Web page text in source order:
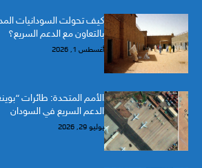
كيف تحولت السودانيات
بالتعاون مع الدعم السريع؟
أغسطس 1, 2026
الأمم المتحدة: طائرات
الدعم السريع في السودان
يوليو 29, 2026